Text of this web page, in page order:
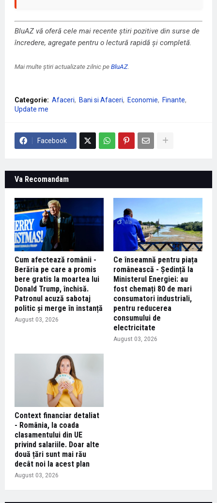
BluAZ vă oferă cele mai recente știri pozitive din surse de
încredere, agregate pentru o lectură rapidă și completă.
Mai multe știri actualizate zilnic peBluAZ.
Categorie: Afaceri Bani si Afaceri Economie
Finante
Update me
Facebook
Va Recomandam
Cum afectează românii -
Berăria pe care a promis
bere gratis la moartea lui
Donald Trump, închisă.
Patronul acuză sabotaj
politic și merge în instanță
August 03, 2026
Ce înseamnă pentru piața
românească - Ședință la
Ministerul Energiei: au
fost chemați 80 de mari
consumatori industriali,
pentru reducerea
consumului de
electricitate
August 03, 2026
Context financiar detaliat
- România, la coada
clasamentului din UE
privind salariile. Doar alte
două țări sunt mai rău
decât noi la acest plan
August 03, 2026